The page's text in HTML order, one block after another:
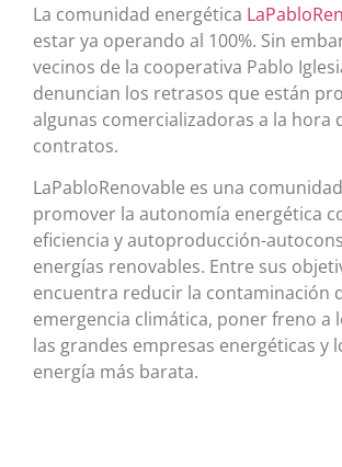
La comunidad energética
estar ya operando al 100%. Sin
vecinos de la cooperativa Pablo
denuncian los retrasos que están
algunas comercializadoras a la hora
contratos.
LaPabloRenovable es una
promover la autonomía energética
eficiencia y autoproducción-
energías renovables. Entre sus
encuentra reducir la contaminación
emergencia climática, poner freno a
las grandes empresas energéticas y
energía más barata.